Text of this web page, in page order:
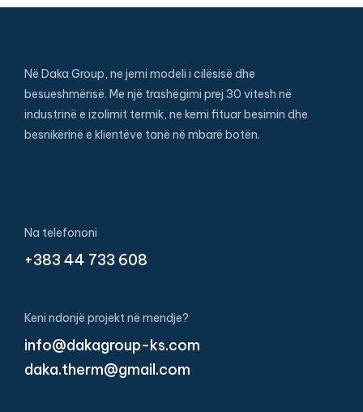
Në Daka Group, ne jemi modeli i cilësisë dhe
besueshmërisë. Me një trashëgimi prej 30 vitesh në
industrinë e izolimit termik, ne kemi fituar besimin dhe
besnikërinë e klientëve tanë në mbarë botën.
Na telefononi
+383 44 733 608
Keni ndonjë projekt në mendje?
info@dakagroup-ks.com
daka.therm@gmail.com